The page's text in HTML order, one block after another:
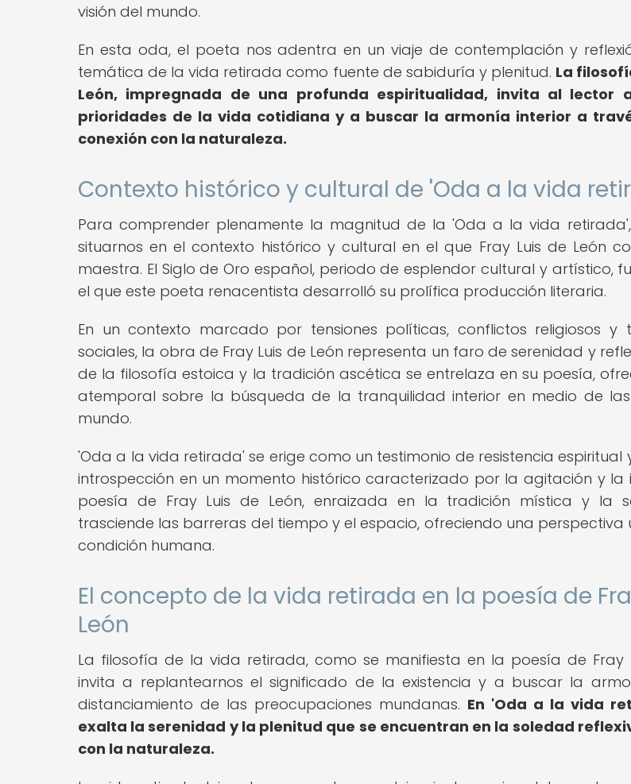
visión del mundo.
En esta oda, el poeta nos adentra en un viaje de contemplación y
temática de la vida retirada como fuente de sabiduría y plenitud. La
León, impregnada de una profunda espiritualidad, invita al lector
prioridades de la vida cotidiana y a buscar la armonía interior a
conexión con la naturaleza.
Contexto histórico y cultural de 'Oda a la vida
Para comprender plenamente la magnitud de la 'Oda a la vida
situarnos en el contexto histórico y cultural en el que Fray Luis de León
maestra. El Siglo de Oro español, periodo de esplendor cultural y artístico,
el que este poeta renacentista desarrolló su prolífica producción literaria.
En un contexto marcado por tensiones políticas, conflictos religiosos y
sociales, la obra de Fray Luis de León representa un faro de serenidad y
de la filosofía estoica y la tradición ascética se entrelaza en su poesía,
atemporal sobre la búsqueda de la tranquilidad interior en medio de
mundo.
'Oda a la vida retirada' se erige como un testimonio de resistencia espiritual
introspección en un momento histórico caracterizado por la agitación y la
poesía de Fray Luis de León, enraizada en la tradición mística y la
trasciende las barreras del tiempo y el espacio, ofreciendo una perspectiva
condición humana.
El concepto de la vida retirada en la poesía de
León
La filosofía de la vida retirada, como se manifiesta en la poesía de Fray
invita a replantearnos el significado de la existencia y a buscar la
distanciamiento de las preocupaciones mundanas. En 'Oda a la vida
exalta la serenidad y la plenitud que se encuentran en la soledad
con la naturaleza.